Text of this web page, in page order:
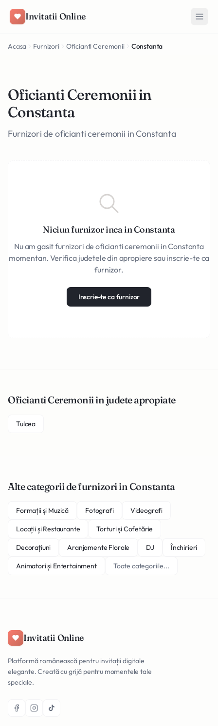
Invitatii Online
Acasa Furnizori Oficianti Ceremonii Constanta
Oficianti Ceremonii in
Constanta
Furnizori de oficianti ceremonii in Constanta
Niciun furnizor inca in Constanta
Nu am gasit furnizori de oficianti ceremonii in Constanta
momentan. Verifica judetele din apropiere sau inscrie-te ca
furnizor.
Inscrie-te ca furnizor
Oficianti Ceremonii in judete apropiate
Tulcea
Alte categorii de furnizori in Constanta
Formații și Muzică Fotografi Videografi
Locații și Restaurante Torturi și Cofetărie
Decorațiuni Aranjamente Florale DJ Închirieri
Animatori și Entertainment Toate categoriile...
Invitatii Online
Platformă românească pentru invitații digitale
elegante. Creată cu grijă pentru momentele tale
speciale.